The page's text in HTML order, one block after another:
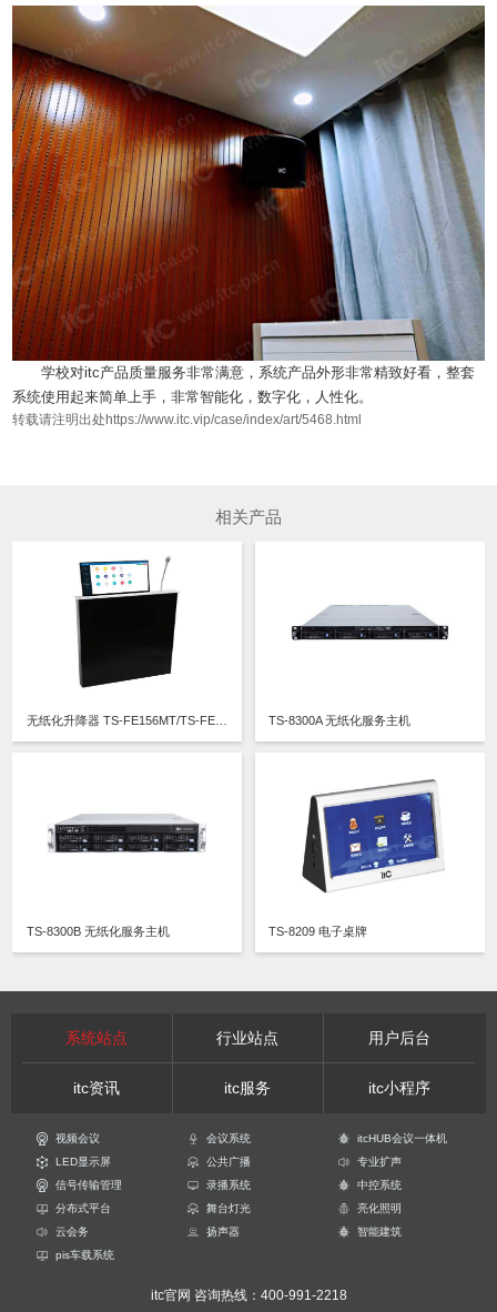
学校对itc产品质量服务非常满意，系统产品外形非常精致好看，整套
系统使用起来简单上手，非常智能化，数字化，人性化。
转载请注明出处https://www.itc.vip/case/index/art/5468.html
相关产品
无纸化升降器 TS-FE156MT/TS-FE173MT/TS-FE173MT3/TS-FE215MT/TS-FE215MT3 TS-8300A 无纸化服务主机
TS-8300B 无纸化服务主机 TS-8209 电子桌牌
系统站点 行业站点 用户后台
itc资讯 itc服务 itc小程序
视频会议 会议系统
itcHUB会议一体机
LED显示屏
公共广播
专业扩声
信号传输管理
录播系统
中控系统
分布式平台
舞台灯光
亮化照明
云会务
扬声器
智能建筑
pis车载系统
itc官网 咨询热线：400-991-2218